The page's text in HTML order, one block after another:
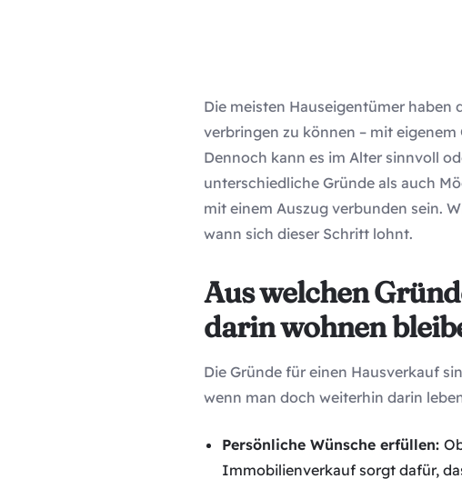
Die meisten Hauseigentümer
verbringen zu können – mit
Dennoch kann es im Alter sinnvoll
unterschiedliche Gründe als auch
mit einem Auszug verbunden sein.
wann sich dieser Schritt lohnt.
Aus welchen
darin wohnen
Die Gründe für einen Hausverkauf
wenn man doch weiterhin darin
Persönliche Wünsche erfüllen:
Immobilienverkauf sorgt dafür,